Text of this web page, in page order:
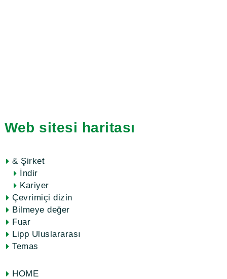
Web sitesi haritası
& Şirket
İndir
Kariyer
Çevrimiçi dizin
Bilmeye değer
Fuar
Lipp Uluslararası
Temas
HOME